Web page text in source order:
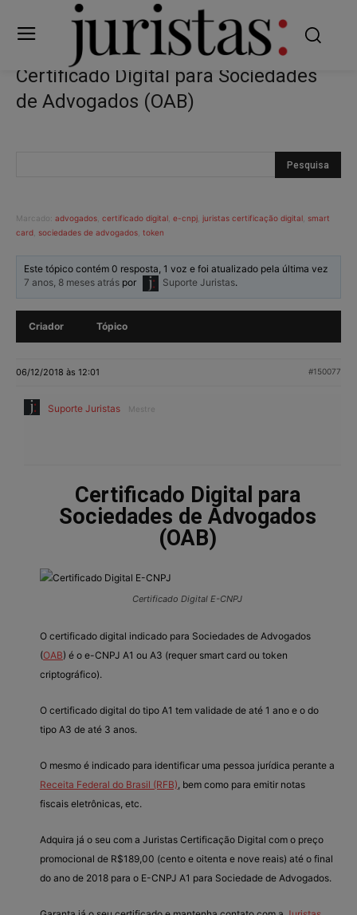
Certificado Digital para Sociedades
de Advogados (OAB)
Marcado: advogados certificado digital e-cnpj juristas certificação digital smart
card sociedades de advogados token
Este tópico contém 0 resposta, 1 voz e foi atualizado pela última vez
7 anos, 8 meses atrás por Suporte Juristas.
Criador Tópico
06/12/2018 às 12:01 #150077
Suporte Juristas Mestre
Certificado Digital para
Sociedades de Advogados
(OAB)
Certificado Digital E-CNPJ
O certificado digital indicado para Sociedades de Advogados
(OAB) é o e-CNPJ A1 ou A3 (requer smart card ou token
criptográfico).
O certificado digital do tipo A1 tem validade de até 1 ano e o do
tipo A3 de até 3 anos.
O mesmo é indicado para identificar uma pessoa jurídica perante a
Receita Federal do Brasil (RFB) , bem como para emitir notas
fiscais eletrônicas, etc.
Adquira já o seu com a Juristas Certificação Digital com o preço
promocional de R$189,00 (cento e oitenta e nove reais) até o final
do ano de 2018 para o E-CNPJ A1 para Sociedade de Advogados.